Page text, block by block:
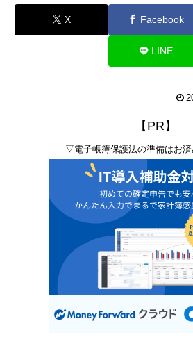
X Facebook
LINE
【PR】
▽電子帳簿保護法の準備はお